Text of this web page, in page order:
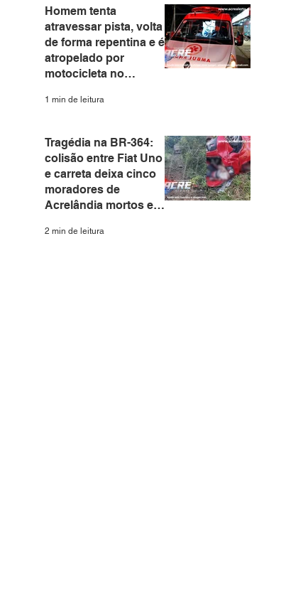
Homem tenta
atravessar pista, volta
de forma repentina e é
atropelado por
motocicleta no
Branco
1 min de leitura
Tragédia na BR-364:
colisão entre Fiat Uno
e carreta deixa cinco
moradores de
Acrelândia mortos em
2 min de leitura